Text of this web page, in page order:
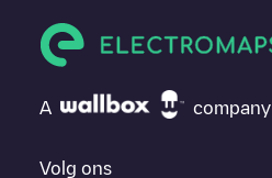
A company
Volg ons